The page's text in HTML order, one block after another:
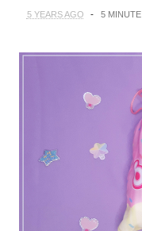
5 YEARS AGO 5 MINUTE